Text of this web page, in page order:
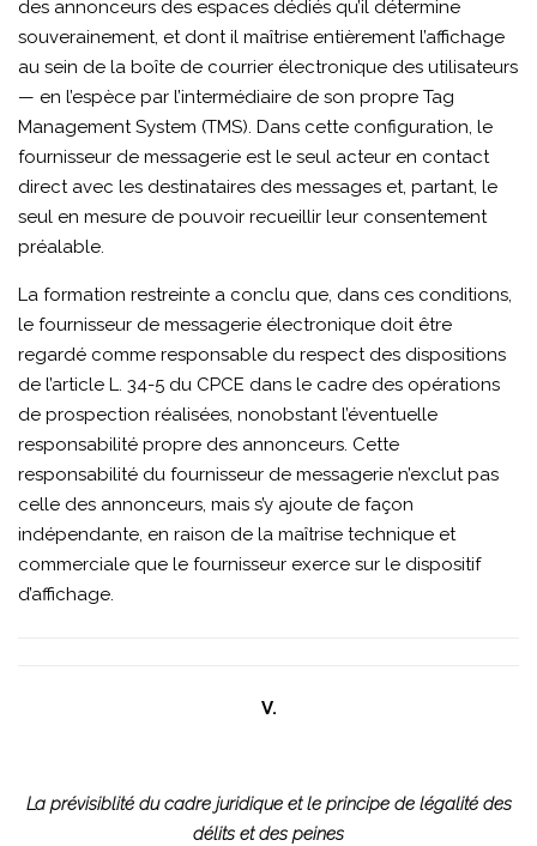
des annonceurs des espaces dédiés qu’il détermine
souverainement, et dont il maîtrise entièrement l’affichage
au sein de la boîte de courrier électronique des utilisateurs
— en l’espèce par l’intermédiaire de son propre Tag
Management System (TMS). Dans cette configuration, le
fournisseur de messagerie est le seul acteur en contact
direct avec les destinataires des messages et, partant, le
seul en mesure de pouvoir recueillir leur consentement
préalable.
La formation restreinte a conclu que, dans ces conditions,
le fournisseur de messagerie électronique doit être
regardé comme responsable du respect des dispositions
de l’article L. 34-5 du CPCE dans le cadre des opérations
de prospection réalisées, nonobstant l’éventuelle
responsabilité propre des annonceurs. Cette
responsabilité du fournisseur de messagerie n’exclut pas
celle des annonceurs, mais s’y ajoute de façon
indépendante, en raison de la maîtrise technique et
commerciale que le fournisseur exerce sur le dispositif
d’affichage.
V.
La prévisiblité du cadre juridique et le principe de légalité des
délits et des peines